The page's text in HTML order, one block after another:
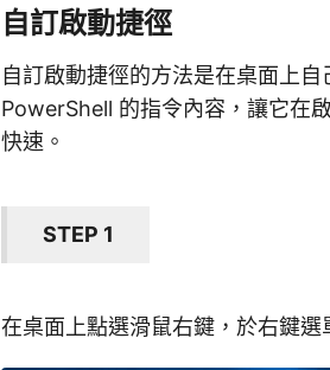
自訂啟動捷徑
自訂啟動捷徑的方法是在桌面上
PowerShell 的指令內容，讓它在
快速。
STEP 1
在桌面上點選滑鼠右鍵，於右鍵選